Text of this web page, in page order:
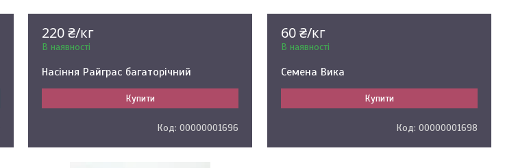
220 ₴/кг
В наявності
Насіння Райграс багаторічний
Купити
00000001696
60 ₴/кг
В наявності
Семена Вика
Купити
00000001698